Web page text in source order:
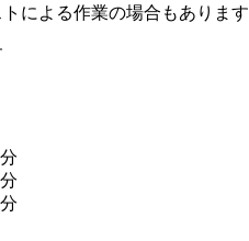
による作業の場合もあります